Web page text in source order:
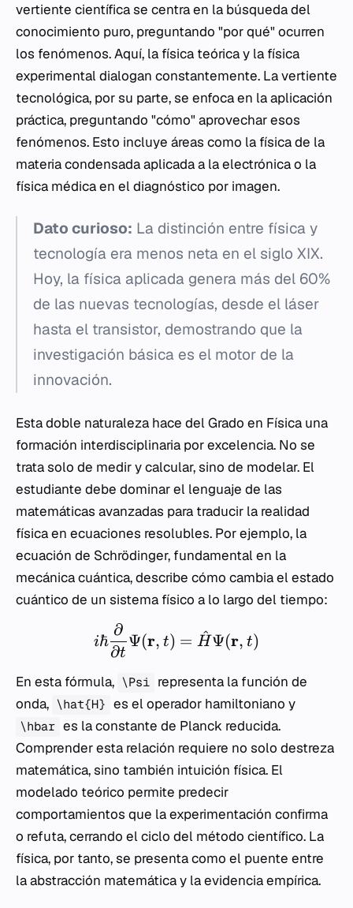
vertiente científica se centra en la búsqueda del
conocimiento puro, preguntando "por qué" ocurren
los fenómenos. Aquí, la física teórica y la física
experimental dialogan constantemente. La vertiente
tecnológica, por su parte, se enfoca en la aplicación
práctica, preguntando "cómo" aprovechar esos
fenómenos. Esto incluye áreas como la física de la
materia condensada aplicada a la electrónica o la
física médica en el diagnóstico por imagen.
Dato curioso: La distinción entre física y
tecnología era menos neta en el siglo XIX.
Hoy, la física aplicada genera más del 60%
de las nuevas tecnologías, desde el láser
hasta el transistor, demostrando que la
investigación básica es el motor de la
innovación.
Esta doble naturaleza hace del Grado en Física una
formación interdisciplinaria por excelencia. No se
trata solo de medir y calcular, sino de modelar. El
estudiante debe dominar el lenguaje de las
matemáticas avanzadas para traducir la realidad
física en ecuaciones resolubles. Por ejemplo, la
ecuación de Schrödinger, fundamental en la
mecánica cuántica, describe cómo cambia el estado
cuántico de un sistema físico a lo largo del tiempo:
iℏ
∂t
∂
Ψ(r, t) = H
^Ψ(r, t)
En esta fórmula, \Psi representa la función de
onda, \hat{H} es el operador hamiltoniano y
\hbar es la constante de Planck reducida.
Comprender esta relación requiere no solo destreza
matemática, sino también intuición física. El
modelado teórico permite predecir
comportamientos que la experimentación confirma
o refuta, cerrando el ciclo del método científico. La
física, por tanto, se presenta como el puente entre
la abstracción matemática y la evidencia empírica.